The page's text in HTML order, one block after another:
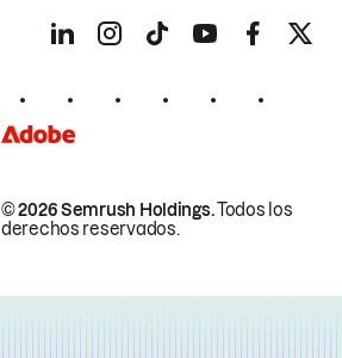
© 2026 Semrush Holdings.Todos los
derechos reservados.